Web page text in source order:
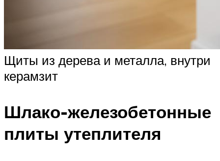
Щиты из дерева и металла, внутри
керамзит
Шлако-железобетонные
плиты утеплителя